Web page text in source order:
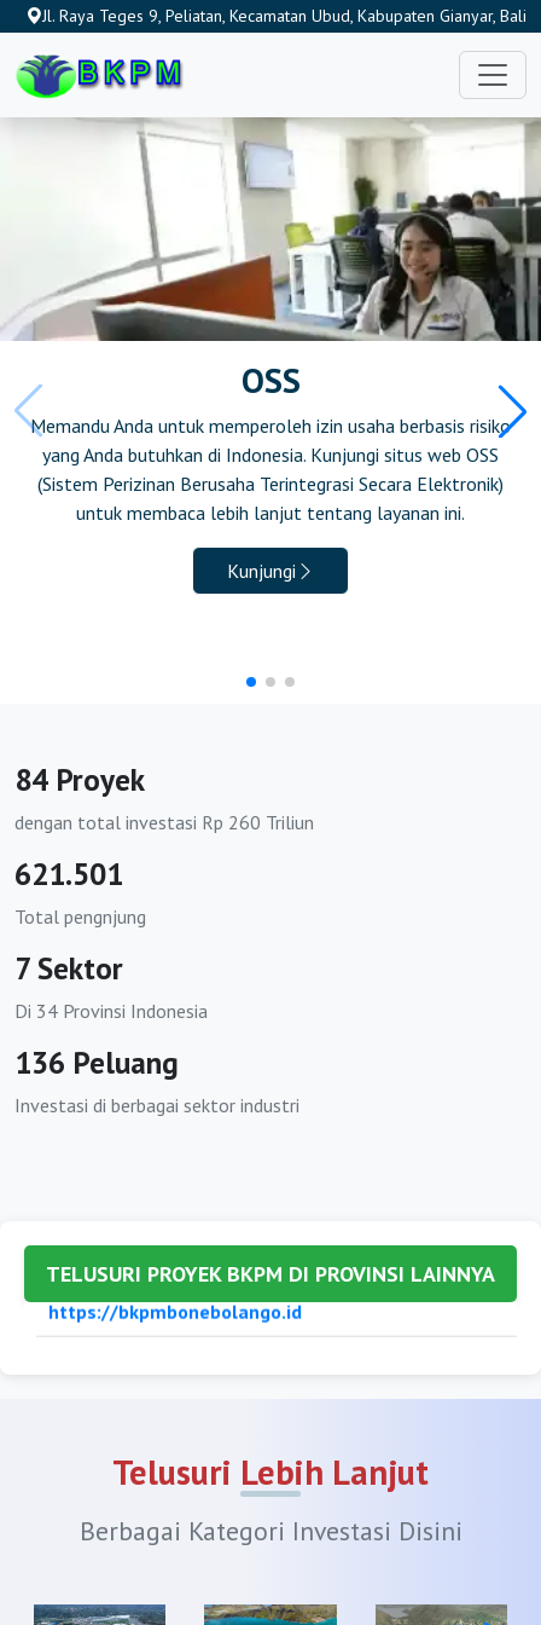
Jl. Raya Teges 9, Peliatan, Kecamatan Ubud, Kabupaten Gianyar, Bali
OSS
Memandu Anda untuk memperoleh izin usaha berbasis risiko
yang Anda butuhkan di Indonesia. Kunjungi situs web OSS
(Sistem Perizinan Berusaha Terintegrasi Secara Elektronik)
untuk membaca lebih lanjut tentang layanan ini.
Kunjungi
84 Proyek
dengan total investasi Rp 260 Triliun
621.501
Total pengnjung
7 Sektor
Di 34 Provinsi Indonesia
136 Peluang
Investasi di berbagai sektor industri
TELUSURI PROYEK BKPM DI PROVINSI LAINNYA
https://bkpmkepseribu.id
https://bkpmjakartabarat.id
https://bkpmjakartapusat.id
https://bkpmjakartaselatan.id
https://bkpmjakartatimur.id
https://bkpmjakartautara.id
https://bkpmboalemo.org
https://bkpmbonebolango.id
https://bkpm-gorontalo.org
https://bkpmgorontaloutara.id
https://bkpmpohuwato.id
https://bkpmbatanghari.id
https://bkpmmuarojambi.id
https://bkpmtanjungjabungbarat.org
https://bkpmbogor.org
https://bkpmciamis.org
https://bkpmcianjur.org
https://bkpmindramayu.org
https://bkpmkarawang.org
Telusuri Lebih Lanjut
Berbagai Kategori Investasi Disini